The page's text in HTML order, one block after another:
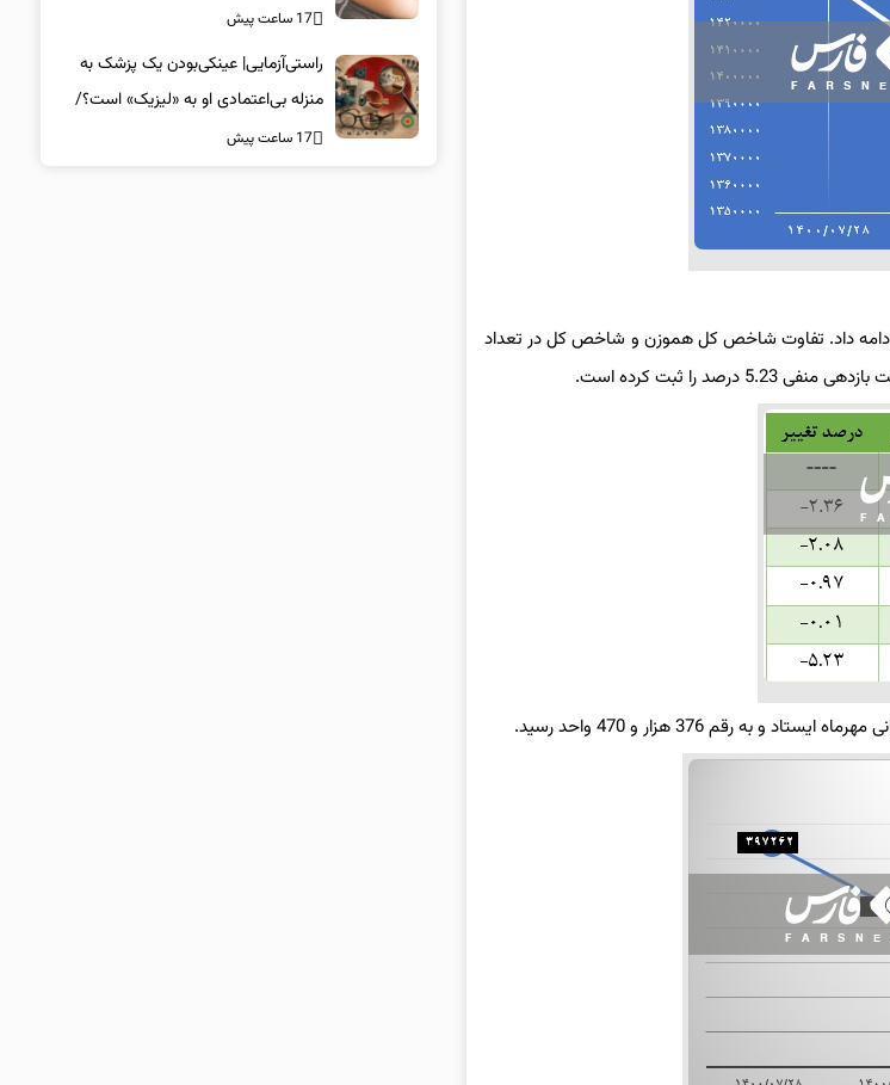
ادامه داد. تفاوت شاخص کل هموزن و شاخص کل در تعداد
را ثبت کرده است.
17 ساعت پیش
راستی‌آزمایی| عینکی‌بودن یک پزشک به
منزله بی‌اعتمادی او به «لیزیک» است؟/
جراحان، چشم فرزندان خود را لیزیک
17 ساعت پیش